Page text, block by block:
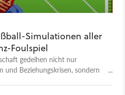
Simulationen aller
Foulspiel
gedeihen nicht nur
und Beziehungskrisen, sondern